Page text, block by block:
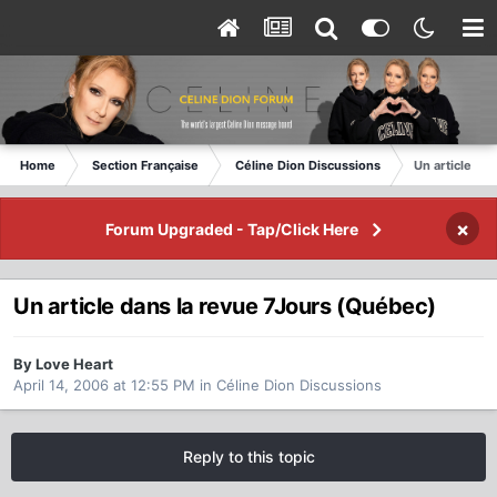
Home Section Française Céline Dion Discussions Un article
Forum Upgraded - Tap/Click Here ×
Un article dans la revue 7Jours (Québec)
By Love Heart
April 14, 2006 at 12:55 PM in Céline Dion Discussions
Reply to this topic